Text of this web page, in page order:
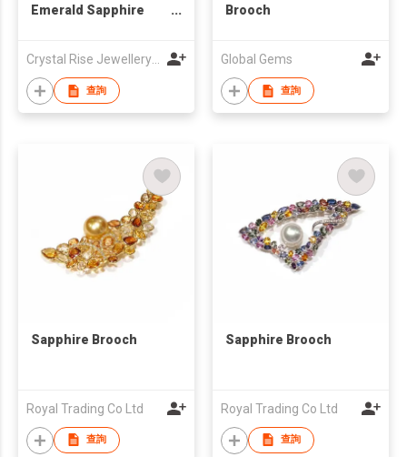
Emerald Sapphire
Crystal Rise Jewellery Ltd
查詢
Brooch
Global Gems
查詢
Sapphire Brooch
Royal Trading Co Ltd
查詢
Sapphire Brooch
Royal Trading Co Ltd
查詢